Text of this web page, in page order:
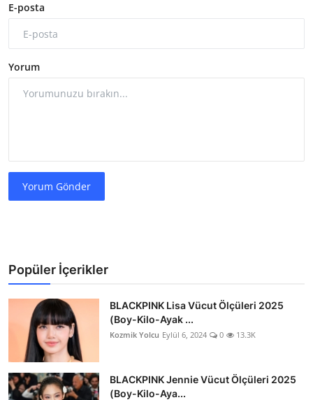
E-posta
Yorum
Yorum Gönder
Popüler İçerikler
BLACKPINK Lisa Vücut Ölçüleri 2025
(Boy-Kilo-Ayak ...
Kozmik Yolcu Eylül 6, 2024 0 13.3K
BLACKPINK Jennie Vücut Ölçüleri 2025
(Boy-Kilo-Aya...